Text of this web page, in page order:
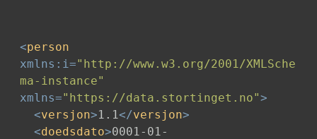
<person
xmlns:i="http://www.w3.org/2001/XMLSche
ma-instance"
xmlns="https://data.stortinget.no">
<versjon>1.1</versjon>
<doedsdato>0001-01-